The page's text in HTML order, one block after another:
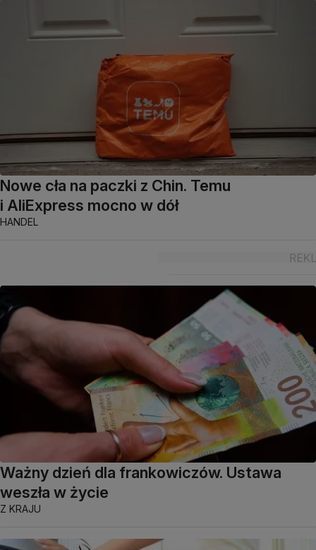
Nowe cła na paczki z Chin. Temu
i AliExpress mocno w dół
HANDEL
Ważny dzień dla frankowiczów. Ustawa
weszła w życie
Z KRAJU